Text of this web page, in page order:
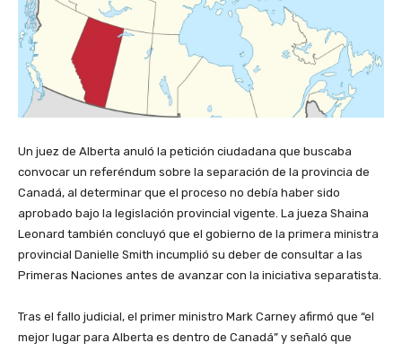
Un juez de Alberta anuló la petición ciudadana que buscaba
convocar un referéndum sobre la separación de la provincia de
Canadá, al determinar que el proceso no debía haber sido
aprobado bajo la legislación provincial vigente. La jueza Shaina
Leonard también concluyó que el gobierno de la primera ministra
provincial Danielle Smith incumplió su deber de consultar a las
Primeras Naciones antes de avanzar con la iniciativa separatista.
Tras el fallo judicial, el primer ministro Mark Carney afirmó que “el
mejor lugar para Alberta es dentro de Canadá” y señaló que